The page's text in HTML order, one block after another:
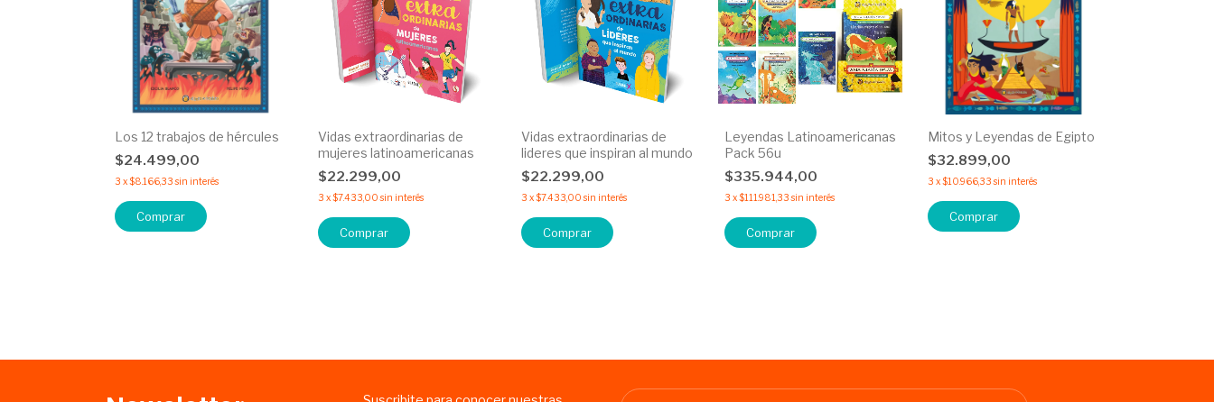
Los 12 trabajos de hércules
$24.499,00
3 x$8.166,33 sin interés
Vidas extraordinarias de
mujeres latinoamericanas
$22.299,00
3 x$7.433,00 sin interés
Vidas extraordinarias de
lideres que inspiran al mundo
$22.299,00
3 x$7.433,00 sin interés
Leyendas Latinoamericanas
Pack 56u
$335.944,00
3 x$111.981,33 sin interés
Mitos y Leyendas de Egipto
$32.899,00
3 x$10.966,33 sin interés